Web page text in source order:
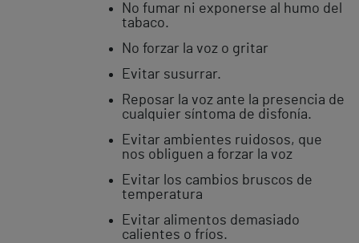
No fumar ni exponerse al humo del
tabaco.
No forzar la voz o gritar
Evitar susurrar.
Reposar la voz ante la presencia de
cualquier síntoma de disfonía.
Evitar ambientes ruidosos, que
nos obliguen a forzar la voz
Evitar los cambios bruscos de
temperatura
Evitar alimentos demasiado
calientes o fríos.